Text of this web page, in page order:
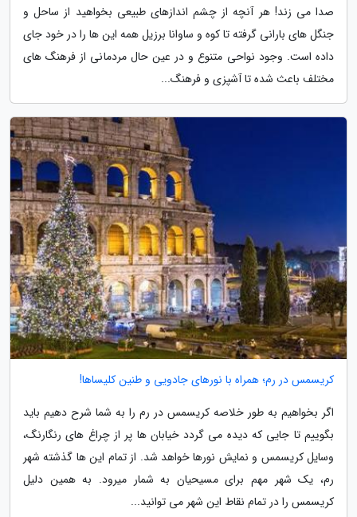
صدا می زند! هر آنچه از چشم اندازهای طبیعی بخواهید از ساحل و
جنگل های بارانی گرفته تا کوه و ساوانا برزیل همه این ها را در خود جای
داده است. وجود نواحی متنوع و در عین حال مردمانی از فرهنگ های
مختلف باعث شده تا آشپزی و فرهنگ...
کریسمس در رم؛ همراه با نورهای جادویی و طنین کلیساها!
اگر بخواهیم به طور خلاصه کریسمس در رم را به شما شرح دهیم باید
بگوییم تا جایی که دیده می گردد خیابان ها پر از چراغ های رنگارنگ،
وسایل کریسمس و نمایش نورها خواهد شد. از تمام این ها گذشته شهر
رم، یک شهر مهم برای مسیحیان به شمار میرود. به همین دلیل
کریسمس را در تمام نقاط این شهر می توانید...